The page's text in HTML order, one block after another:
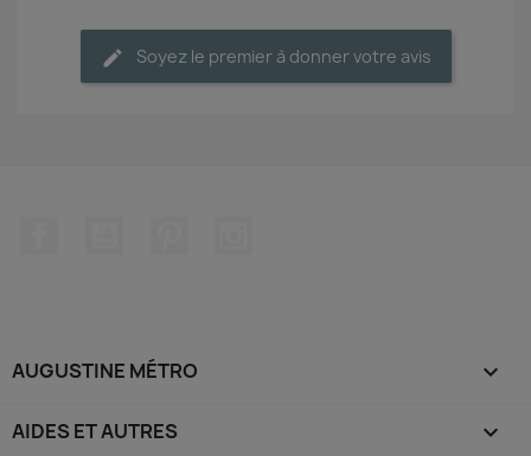
Soyez le premier à donner votre avis
AUGUSTINE MÉTRO 
AIDES ET AUTRES 